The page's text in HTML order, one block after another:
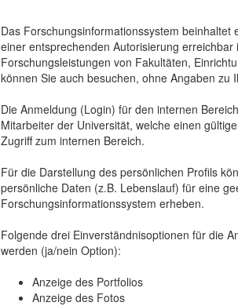
Das Forschungsinformationssystem beinhaltet
einer entsprechenden Autorisierung
Forschungsleistungen von Fakultäten,
können Sie auch besuchen, ohne Angaben zu
Die Anmeldung (Login) für den internen
Mitarbeiter der Universität, welche einen
Zugriff zum internen Bereich.
Für die Darstellung des persönlichen Profils
persönliche Daten (z.B. Lebenslauf) für eine
Forschungsinformationssystem erheben.
Folgende drei Einverständnisoptionen für die
werden (ja/nein Option):
Anzeige des Portfolios
Anzeige des Fotos